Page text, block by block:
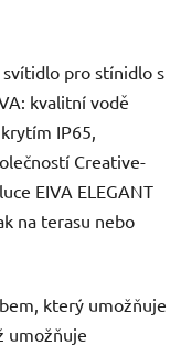
svítidlo pro stínidlo s
kvalitní vodě
IP65,
Creative-
EIVA ELEGANT
na terasu nebo
který umožňuje
umožňuje